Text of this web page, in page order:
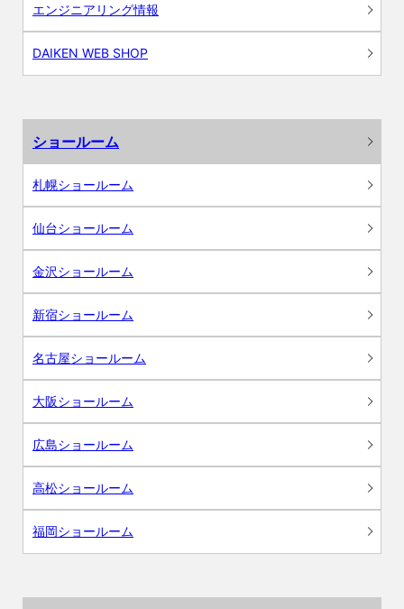
エンジニアリング情報
DAIKEN WEB SHOP
ショールーム
札幌ショールーム
仙台ショールーム
金沢ショールーム
新宿ショールーム
名古屋ショールーム
大阪ショールーム
広島ショールーム
高松ショールーム
福岡ショールーム